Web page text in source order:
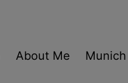
About Me